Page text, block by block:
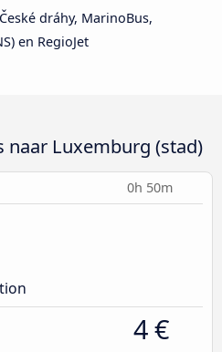
dráhy, MarinoBus,
en RegioJet
naar Luxemburg (stad)
0h 50m
4 €